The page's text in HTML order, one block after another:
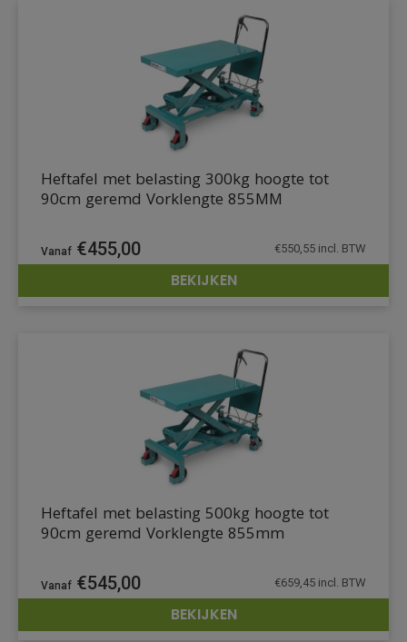
DETAILS
Heftafel met belasting 300kg hoogte tot
90cm geremd Vorklengte 855MM
€455,00 €550,55 incl. BTW
BEKIJKEN
DETAILS
Heftafel met belasting 500kg hoogte tot
90cm geremd Vorklengte 855mm
€545,00 €659,45 incl. BTW
BEKIJKEN